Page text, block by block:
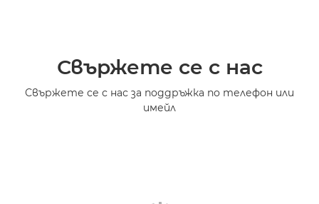
Свържете се с нас
Свържете се с нас за поддръжка по телефон или
имейл